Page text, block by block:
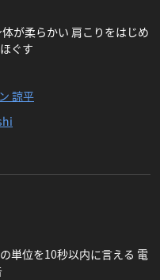
が柔らかい 肩こりをはじめ
ぐす
諒平
単位を10秒以内に言える 電